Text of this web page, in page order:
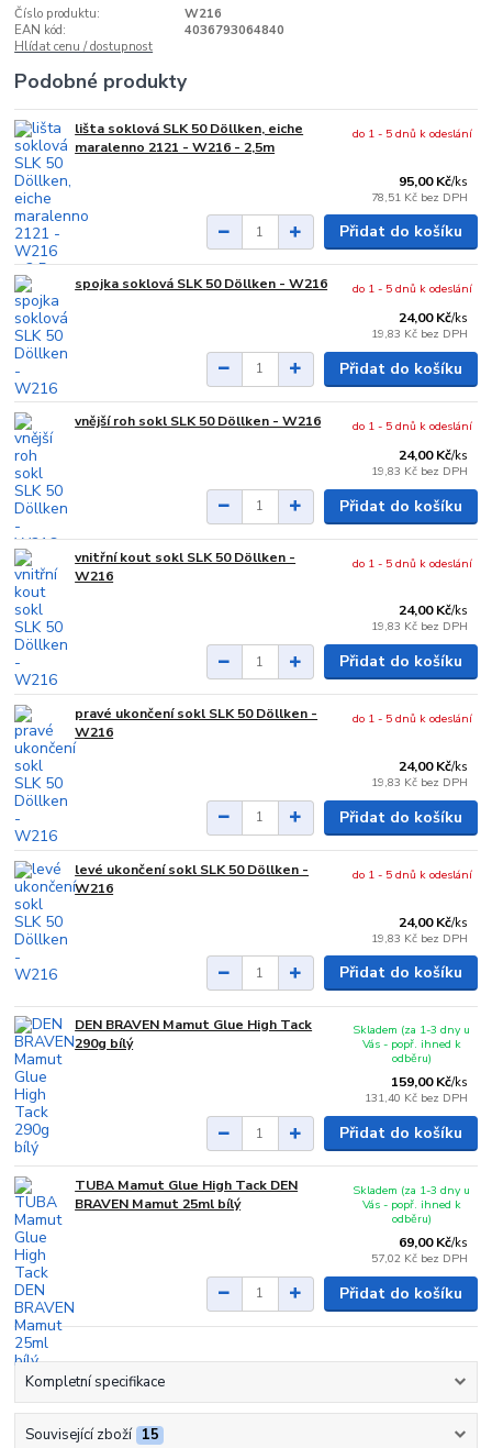
Číslo produktu:
W216
EAN kód:
4036793064840
Hlídat cenu / dostupnost
Podobné produkty
lišta soklová SLK 50 Döllken, eiche
maralenno 2121 - W216 - 2,5m
95,00 Kč/ks
78,51 Kč bez DPH
do 1 - 5 dnů k odeslání
Přidat do košíku
spojka soklová SLK 50 Döllken - W216
24,00 Kč/ks
19,83 Kč bez DPH
do 1 - 5 dnů k odeslání
Přidat do košíku
vnější roh sokl SLK 50 Döllken - W216
24,00 Kč/ks
19,83 Kč bez DPH
do 1 - 5 dnů k odeslání
Přidat do košíku
vnitřní kout sokl SLK 50 Döllken -
W216
24,00 Kč/ks
19,83 Kč bez DPH
do 1 - 5 dnů k odeslání
Přidat do košíku
pravé ukončení sokl SLK 50 Döllken -
W216
24,00 Kč/ks
19,83 Kč bez DPH
do 1 - 5 dnů k odeslání
Přidat do košíku
levé ukončení sokl SLK 50 Döllken -
W216
24,00 Kč/ks
19,83 Kč bez DPH
do 1 - 5 dnů k odeslání
Přidat do košíku
DEN BRAVEN Mamut Glue High Tack
290g bílý
159,00 Kč/ks
131,40 Kč bez DPH
Skladem (za 1-3 dny u
Vás - popř. ihned k
odběru)
Přidat do košíku
TUBA Mamut Glue High Tack DEN
BRAVEN Mamut 25ml bílý
69,00 Kč/ks
57,02 Kč bez DPH
Skladem (za 1-3 dny u
Vás - popř. ihned k
odběru)
Přidat do košíku
Kompletní specifikace
Související zboží 15